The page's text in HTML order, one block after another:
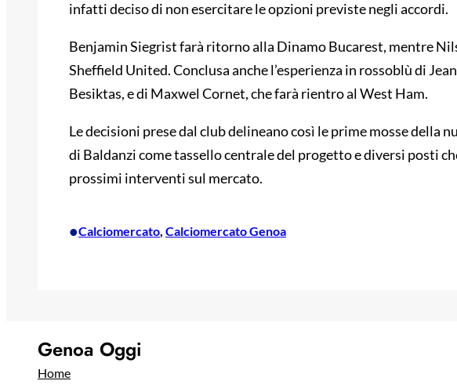
infatti deciso di non esercitare le opzioni previste negli accordi.
Benjamin Siegrist farà ritorno alla Dinamo Bucarest, mentre
Sheffield United. Conclusa anche l’esperienza in rossoblù di
Besiktas, e di Maxwel Cornet, che farà rientro al West Ham.
Le decisioni prese dal club delineano così le prime mosse della
di Baldanzi come tassello centrale del progetto e diversi posti
prossimi interventi sul mercato.
•Calciomercato, Calciomercato Genoa
Genoa Oggi
Home